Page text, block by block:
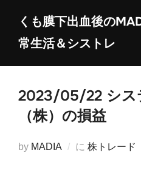
くも膜下出血後の
常生活＆シストレ
2023/05/22 シス
（株）の損益
by MADIA に 株トレード